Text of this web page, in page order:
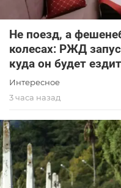
Не поезд, а
колесах: РЖД
куда он будет
Интересное
3 часа назад